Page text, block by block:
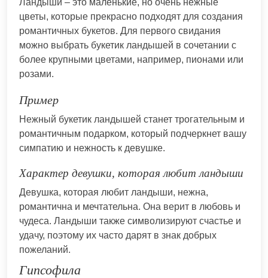
цветы, которые прекрасно подходят для создания
романтичных букетов. Для первого свидания
можно выбрать букетик ландышей в сочетании с
более крупными цветами, например, пионами или
розами.
Пример
Нежный букетик ландышей станет трогательным и
романтичным подарком, который подчеркнет вашу
симпатию и нежность к девушке.
Характер девушки, которая любит ландыши
Девушка, которая любит ландыши, нежна,
романтична и мечтательна. Она верит в любовь и
чудеса. Ландыши также символизируют счастье и
удачу, поэтому их часто дарят в знак добрых
пожеланий.
Гипсофила